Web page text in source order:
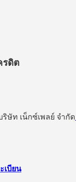
รดิต
ษัท เน็กซ์เพลย์ จำกัด
เบียน